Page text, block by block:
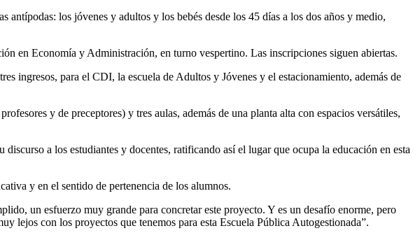
antípodas: los jóvenes y adultos y los bebés desde los 45 días a los dos años y medio,
en Economía y Administración, en turno vespertino. Las inscripciones siguen abiertas.
ingresos, para el CDI, la escuela de Adultos y Jóvenes y el estacionamiento, además de
y de preceptores) y tres aulas, además de una planta alta con espacios versátiles,
a los estudiantes y docentes, ratificando así el lugar que ocupa la educación en esta
y en el sentido de pertenencia de los alumnos.
un esfuerzo muy grande para concretar este proyecto. Y es un desafío enorme, pero
lejos con los proyectos que tenemos para esta Escuela Pública Autogestionada”.